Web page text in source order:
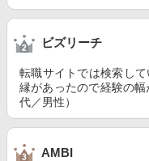
ビズリーチ
転職サイトでは検索し
縁があったので経験の
代／男性）
AMBI